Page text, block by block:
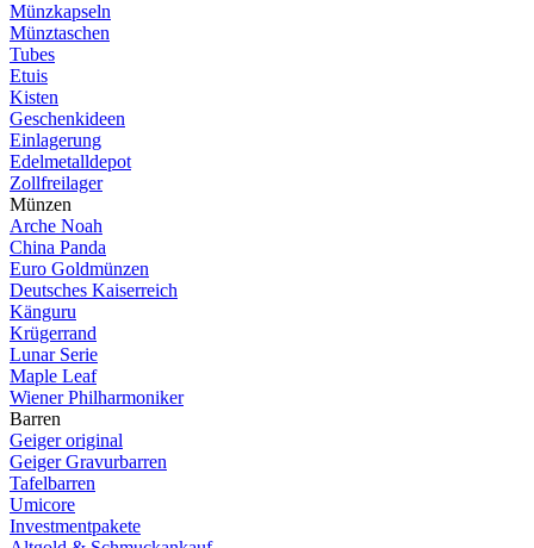
Münzkapseln
Münztaschen
Tubes
Etuis
Kisten
Geschenkideen
Einlagerung
Edelmetalldepot
Zollfreilager
Münzen
Arche Noah
China Panda
Euro Goldmünzen
Deutsches Kaiserreich
Känguru
Krügerrand
Lunar Serie
Maple Leaf
Wiener Philharmoniker
Barren
Geiger original
Geiger Gravurbarren
Tafelbarren
Umicore
Investmentpakete